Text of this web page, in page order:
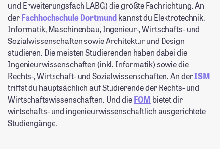
und Erweiterungsfach LABG) die größte Fachrichtung. An
derFachhochschule Dortmundkannst du Elektrotechnik,
Informatik, Maschinenbau, Ingenieur-, Wirtschafts- und
Sozialwissenschaften sowie Architektur und Design
studieren. Die meisten Studierenden haben dabei die
Ingenieurwissenschaften (inkl. Informatik) sowie die
Rechts-, Wirtschaft- und Sozialwissenschaften. An derISM
triffst du hauptsächlich auf Studierende der Rechts- und
Wirtschaftswissenschaften. Und dieFOM bietet dir
wirtschafts- und ingenieurwissenschaftlich ausgerichtete
Studiengänge.